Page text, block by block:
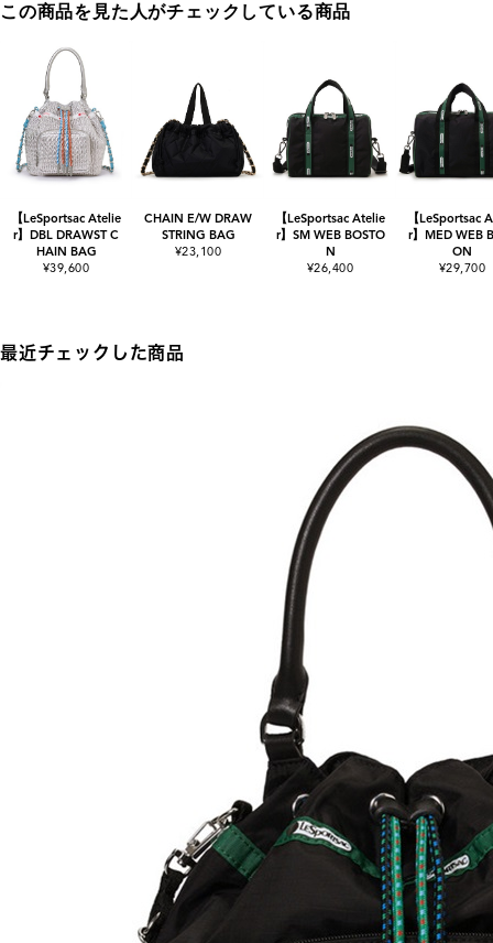
この商品を見た人がチェックしている商品
【LeSportsac Atelie
r】DBL DRAWST C
HAIN BAG
¥39,600
CHAIN E/W DRAW
STRING BAG
¥23,100
【LeSportsac Atelie
r】SM WEB BOSTO
N
¥26,400
【LeSportsac
r】MED WEB
ON
¥29,700
最近チェックした商品